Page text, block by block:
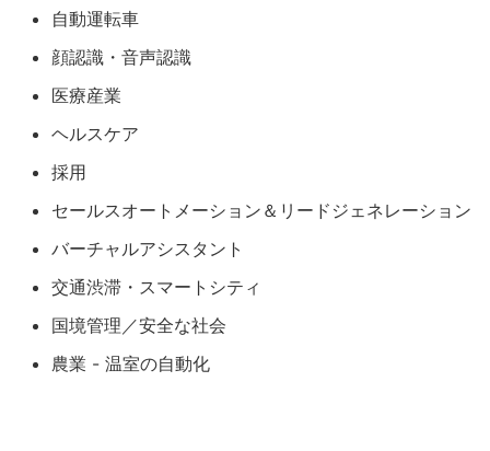
自動運転車
顔認識・音声認識
医療産業
ヘルスケア
採用
セールスオートメーション＆リードジェネレーション
バーチャルアシスタント
交通渋滞・スマートシティ
国境管理／安全な社会
農業 - 温室の自動化